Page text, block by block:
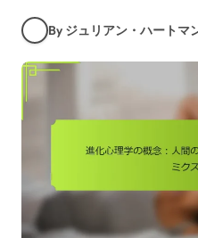
By ジュリアン・ハートマ